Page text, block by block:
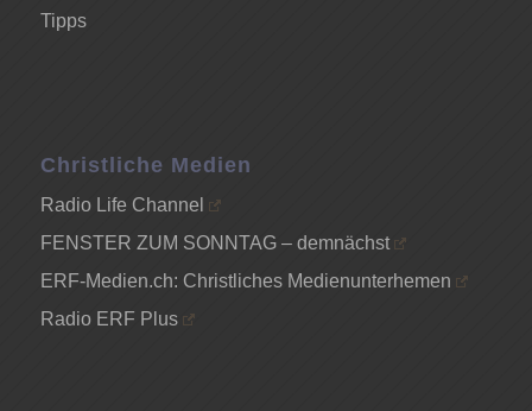
Tipps
Christliche Medien
Radio Life Channel
FENSTER ZUM SONNTAG – demnächst
ERF-Medien.ch: Christliches Medienunterhemen
Radio ERF Plus